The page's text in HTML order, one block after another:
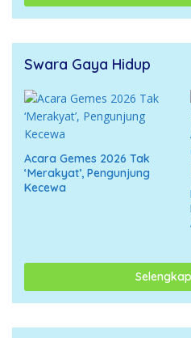
Swara Gaya Hidup
Acara Gemes 2026 Tak
‘Merakyat’, Pengunjung
Kecewa